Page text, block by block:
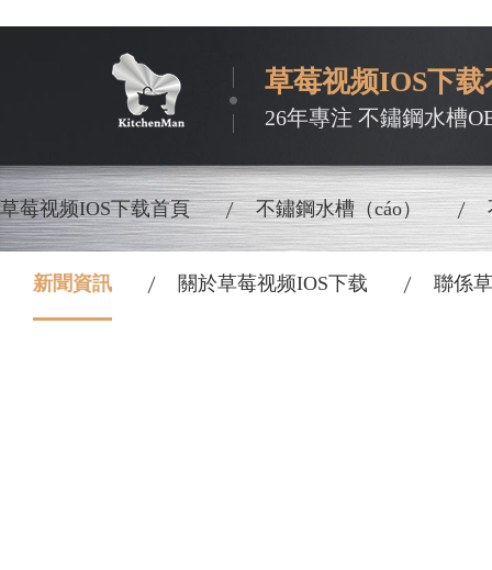
草莓视频IOS下
26年專注 不鏽鋼水槽
草莓视频IOS下载首頁 不鏽鋼水槽（cáo）
新聞資訊 關於草莓视频IOS下载 聯係